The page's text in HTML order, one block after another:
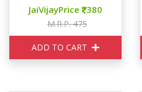
JaiVijayPrice 380
M.R.P. 475
ADD TO CART